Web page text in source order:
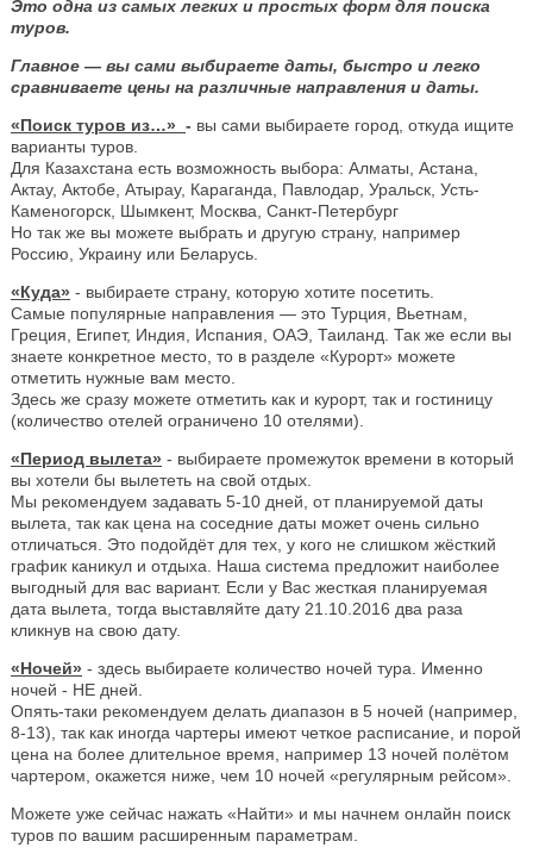
Это одна из самых легких и простых форм для поиска
туров.
Главное — вы сами выбираете даты, быстро и легко
сравниваете цены на различные направления и даты.
«Поиск туров из…» - вы сами выбираете город, откуда ищите
варианты туров.
Для Казахстана есть возможность выбора: Алматы, Астана,
Актау, Актобе, Атырау, Караганда, Павлодар, Уральск, Усть-
Каменогорск, Шымкент, Москва, Санкт-Петербург
Но так же вы можете выбрать и другую страну, например
Россию, Украину или Беларусь.
«Куда» - выбираете страну, которую хотите посетить.
Самые популярные направления — это Турция, Вьетнам,
Греция, Египет, Индия, Испания, ОАЭ, Таиланд. Так же если вы
знаете конкретное место, то в разделе «Курорт» можете
отметить нужные вам место.
Здесь же сразу можете отметить как и курорт, так и гостиницу
(количество отелей ограничено 10 отелями).
«Период вылета» - выбираете промежуток времени в который
вы хотели бы вылететь на свой отдых.
Мы рекомендуем задавать 5-10 дней, от планируемой даты
вылета, так как цена на соседние даты может очень сильно
отличаться. Это подойдёт для тех, у кого не слишком жёсткий
график каникул и отдыха. Наша система предложит наиболее
выгодный для вас вариант. Если у Вас жесткая планируемая
дата вылета, тогда выставляйте дату 21.10.2016 два раза
кликнув на свою дату.
«Ночей» - здесь выбираете количество ночей тура. Именно
ночей - НЕ дней.
Опять-таки рекомендуем делать диапазон в 5 ночей (например,
8-13), так как иногда чартеры имеют четкое расписание, и порой
цена на более длительное время, например 13 ночей полётом
чартером, окажется ниже, чем 10 ночей «регулярным рейсом».
Можете уже сейчас нажать «Найти» и мы начнем онлайн поиск
туров по вашим расширенным параметрам.